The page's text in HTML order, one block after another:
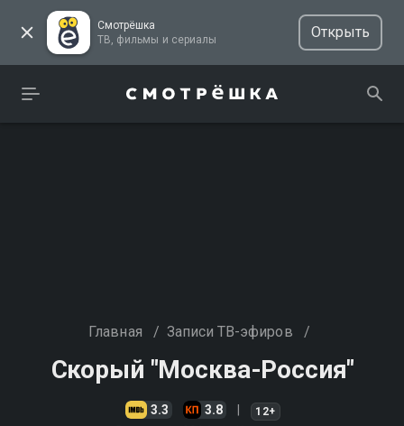
Смотрёшка
ТВ, фильмы и сериалы
Открыть
Главная / Записи ТВ-эфиров /
Скорый "Москва-Россия"
3.3 3.8 12+